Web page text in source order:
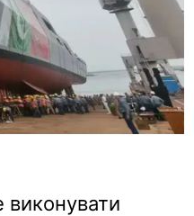
виконувати